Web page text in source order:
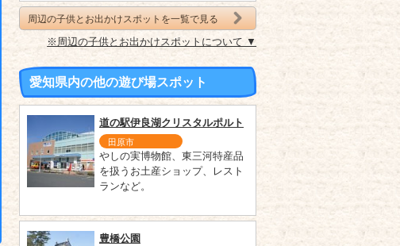
周辺の子供とお出かけスポットを一覧で見る
※周辺の子供とお出かけスポットについて ▼
愛知県内の他の遊び場スポット
道の駅伊良湖クリスタルポルト
田原市
やしの実博物館、東三河特産品
を扱うお土産ショップ、レスト
ランなど。
豊橋公園